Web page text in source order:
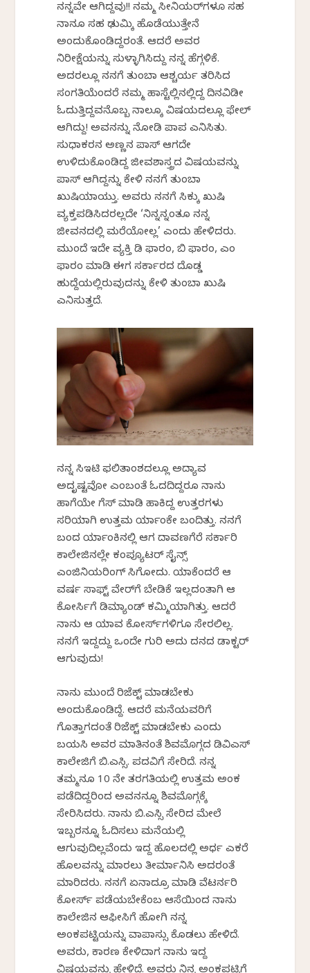
ನನ್ನವೇ ಆಗಿದ್ದವು!! ನಮ್ಮ ಸೀನಿಯರ್‌ಗಳೂ ಸಹ
ನಾನೂ ಸಹ ಢುಮ್ಕಿ ಹೊಡೆಯುತ್ತೇನೆ
ಅಂದುಕೊಂಡಿದ್ದರಂತೆ. ಆದರೆ ಅವರ
ನಿರೀಕ್ಷೆಯನ್ನು ಸುಳ್ಳಾಗಿಸಿದ್ದು ನನ್ನ ಹೆಗ್ಗಳಿಕೆ.
ಅದರಲ್ಲೂ ನನಗೆ ತುಂಬಾ ಆಶ್ಚರ್ಯ ತರಿಸಿದ
ಸಂಗತಿಯೆಂದರೆ ನಮ್ಮ ಹಾಸ್ಟೆಲ್ಲಿನಲ್ಲಿದ್ದ ದಿನವಿಡೀ
ಓದುತ್ತಿದ್ದವನೊಬ್ಬ ನಾಲ್ಕೂ ವಿಷಯದಲ್ಲೂ ಫೇಲ್
ಆಗಿದ್ದು! ಅವನನ್ನು ನೋಡಿ ಪಾಪ ಎನಿಸಿತು.
ಸುಧಾಕರನ ಅಣ್ಣನ ಪಾಸ್ ಆಗದೇ
ಉಳಿದುಕೊಂಡಿದ್ದ ಜೀವಶಾಸ್ತ್ರದ ವಿಷಯವನ್ನು
ಪಾಸ್ ಆಗಿದ್ದನ್ನು ಕೇಳಿ ನನಗೆ ತುಂಬಾ
ಖುಷಿಯಾಯ್ತು. ಅವರು ನನಗೆ ಸಿಕ್ಕು ಖುಷಿ
ವ್ಯಕ್ತಪಡಿಸಿದರಲ್ಲದೇ ‘ನಿನ್ನನ್ನಂತೂ ನನ್ನ
ಜೀವನದಲ್ಲಿ ಮರೆಯೋಲ್ಲ’ ಎಂದು ಹೇಳಿದರು.
ಮುಂದೆ ಇದೇ ವ್ಯಕ್ತಿ ಡಿ ಫಾರಂ, ಬಿ ಫಾರಂ, ಎಂ
ಫಾರಂ ಮಾಡಿ ಈಗ ಸರ್ಕಾರದ ದೊಡ್ಡ
ಹುದ್ದೆಯಲ್ಲಿರುವುದನ್ನು ಕೇಳಿ ತುಂಬಾ ಖುಷಿ
ಎನಿಸುತ್ತದೆ.
ನನ್ನ ಸಿಇಟಿ ಫಲಿತಾಂಶದಲ್ಲೂ ಅದ್ಯಾವ
ಅದೃಷ್ಟವೋ ಎಂಬಂತೆ ಓದದಿದ್ದರೂ ನಾನು
ಹಾಗೆಯೇ ಗೆಸ್ ಮಾಡಿ ಹಾಕಿದ್ದ ಉತ್ತರಗಳು
ಸರಿಯಾಗಿ ಉತ್ತಮ ರ್ಯಾಂಕೇ ಬಂದಿತ್ತು. ನನಗೆ
ಬಂದ ರ್ಯಾಂಕಿನಲ್ಲಿ ಆಗ ದಾವಣಗೆರೆ ಸರ್ಕಾರಿ
ಕಾಲೇಜಿನಲ್ಲೇ ಕಂಪ್ಯೂಟರ್ ಸೈನ್ಸ್
ಎಂಜಿನಿಯರಿಂಗ್ ಸಿಗೋದು. ಯಾಕೆಂದರೆ ಆ
ವರ್ಷ ಸಾಫ್ಟ್ ವೇರ್‌ಗೆ ಬೇಡಿಕೆ ಇಲ್ಲದಂತಾಗಿ ಆ
ಕೋರ್ಸಿಗೆ ಡಿಮ್ಯಾಂಡ್ ಕಮ್ಮಿಯಾಗಿತ್ತು. ಆದರೆ
ನಾನು ಆ ಯಾವ ಕೋರ್ಸ್‌ಗಳಿಗೂ ಸೇರಲಿಲ್ಲ.
ನನಗೆ ಇದ್ದದ್ದು ಒಂದೇ ಗುರಿ ಅದು ದನದ ಡಾಕ್ಟರ್
ಆಗುವುದು!
ನಾನು ಮುಂದೆ ರಿಜೆಕ್ಟ್ ಮಾಡಬೇಕು
ಅಂದುಕೊಂಡಿದ್ದೆ. ಆದರೆ ಮನೆಯವರಿಗೆ
ಗೊತ್ತಾಗದಂತೆ ರಿಜೆಕ್ಟ್ ಮಾಡಬೇಕು ಎಂದು
ಬಯಸಿ ಅವರ ಮಾತಿನಂತೆ ಶಿವಮೊಗ್ಗದ ಡಿವಿಎಸ್
ಕಾಲೇಜಿಗೆ ಬಿ.ಎಸ್ಸಿ. ಪದವಿಗೆ ಸೇರಿದೆ. ನನ್ನ
ತಮ್ಮನೂ 10 ನೇ ತರಗತಿಯಲ್ಲಿ ಉತ್ತಮ ಅಂಕ
ಪಡೆದಿದ್ದರಿಂದ ಅವನನ್ನೂ ಶಿವಮೊಗ್ಗಕ್ಕೆ
ಸೇರಿಸಿದರು. ನಾನು ಬಿ.ಎಸ್ಸಿ ಸೇರಿದ ಮೇಲೆ
ಇಬ್ಬರನ್ನೂ ಓದಿಸಲು ಮನೆಯಲ್ಲಿ
ಆಗುವುದಿಲ್ಲವೆಂದು ಇದ್ದ ಹೊಲದಲ್ಲಿ ಅರ್ಧ ಎಕರೆ
ಹೊಲವನ್ನು ಮಾರಲು ತೀರ್ಮಾನಿಸಿ ಅದರಂತೆ
ಮಾರಿದರು. ನನಗೆ ಏನಾದ್ರೂ ಮಾಡಿ ವೆಟರ್ನರಿ
ಕೋರ್ಸ್ ಪಡೆಯಬೇಕೆಂಬ ಆಸೆಯಿಂದ ನಾನು
ಕಾಲೇಜಿನ ಆಫೀಸಿಗೆ ಹೋಗಿ ನನ್ನ
ಅಂಕಪಟ್ಟಿಯನ್ನು ವಾಪಾಸ್ಸು ಕೊಡಲು ಹೇಳಿದೆ.
ಅವರು, ಕಾರಣ ಕೇಳಿದಾಗ ನಾನು ಇದ್ದ